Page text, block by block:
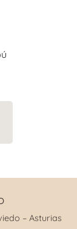
– Asturias